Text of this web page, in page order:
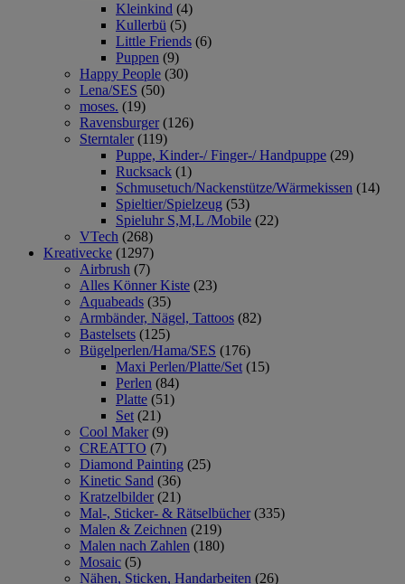
Kleinkind (4)
Kullerbü (5)
Little Friends (6)
Puppen (9)
Happy People (30)
Lena/SES (50)
moses. (19)
Ravensburger (126)
Sterntaler (119)
Puppe, Kinder-/ Finger-/ Handpuppe (29)
Rucksack (1)
Schmusetuch/Nackenstütze/Wärmekissen (14)
Spieltier/Spielzeug (53)
Spieluhr S,M,L /Mobile (22)
VTech (268)
Kreativecke (1297)
Airbrush (7)
Alles Könner Kiste (23)
Aquabeads (35)
Armbänder, Nägel, Tattoos (82)
Bastelsets (125)
Bügelperlen/Hama/SES (176)
Maxi Perlen/Platte/Set (15)
Perlen (84)
Platte (51)
Set (21)
Cool Maker (9)
CREATTO (7)
Diamond Painting (25)
Kinetic Sand (36)
Kratzelbilder (21)
Mal-, Sticker- & Rätselbücher (335)
Malen & Zeichnen (219)
Malen nach Zahlen (180)
Mosaic (5)
Nähen, Sticken, Handarbeiten (26)